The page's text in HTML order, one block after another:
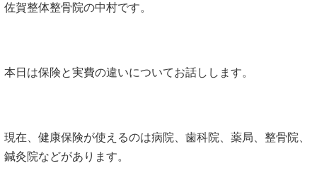
佐賀整体整骨院の中村です。
本日は保険と実費の違いについてお話しします。
現在、健康保険が使えるのは病院、歯科院、薬局、整骨院、
鍼灸院などがあります。